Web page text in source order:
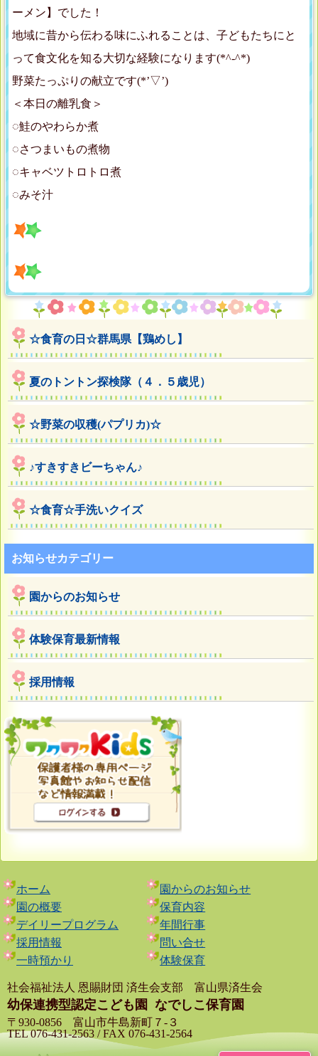
ーメン】でした！
地域に昔から伝わる味にふれることは、子どもたちにと
って食文化を知る大切な経験になります(*^-^*)
野菜たっぷりの献立です(*’▽’)
＜本日の離乳食＞
◌鮭のやわらか煮
◌さつまいもの煮物
◌キャベツトロトロ煮
◌みそ汁
☆食育の日☆群馬県【鶏めし】
夏のトントン探検隊（４．５歳児）
☆野菜の収穫(パプリカ)☆
♪すきすきビーちゃん♪
☆食育☆手洗いクイズ
お知らせカテゴリー
園からのお知らせ
体験保育最新情報
採用情報
ホーム
園からのお知らせ
園の概要
保育内容
デイリープログラム
年間行事
採用情報
問い合せ
一時預かり
体験保育
社会福祉法人 恩賜財団 済生会支部 富山県済生会
幼保連携型認定こども園 なでしこ保育園
〒930-0856 富山市牛島新町７-３
TEL 076-431-2563 / FAX 076-431-2564